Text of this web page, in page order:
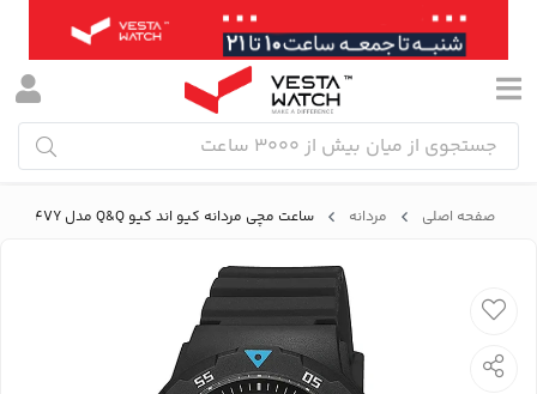
صفحه اصلی مردانه ساعت مچی مردانه کیو اند کیو Q&Q مدل V02A-014VY